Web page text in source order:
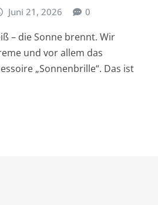
Juni 21, 2026 0
– die Sonne brennt. Wir
und vor allem das
„Sonnenbrille“. Das ist